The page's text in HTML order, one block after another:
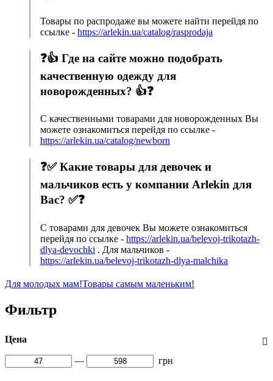
Товары по распродаже вы можете найти перейдя по
ссылке - https://arlekin.ua/catalog/rasprodaja
❓👍 Где на сайте можно подобрать
качественную одежду для
новорожденных? 👍❓
С качественными товарами для новорожденных Вы
можете ознакомиться перейдя по ссылке -
https://arlekin.ua/catalog/newborn
❓✅ Какие товары для девочек и
мальчиков есть у компании Arlekin для
Вас? ✅❓
С товарами для девочек Вы можете ознакомиться
перейдя по ссылке - https://arlekin.ua/belevoj-trikotazh-
dlya-devochki . Для мальчиков -
https://arlekin.ua/belevoj-trikotazh-dlya-malchika
Для молодых мам!Товары самым маленьким!
Фильтр
Цена
— грн